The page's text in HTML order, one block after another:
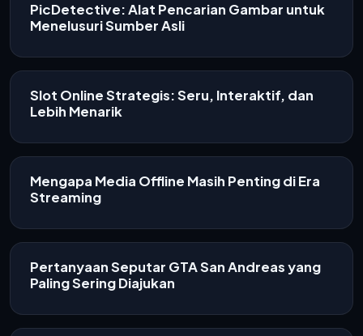
PicDetective: Alat Pencarian Gambar untuk
Menelusuri Sumber Asli
Slot Online Strategis: Seru, Interaktif, dan
Lebih Menarik
Mengapa Media Offline Masih Penting di Era
Streaming
Pertanyaan Seputar GTA San Andreas yang
Paling Sering Diajukan